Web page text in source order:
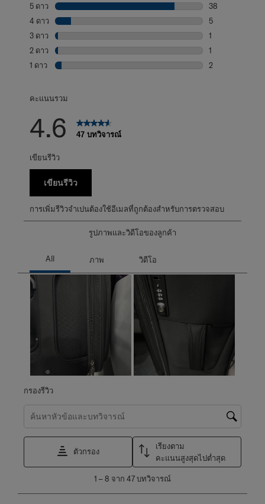
5 ดาว ดาว
38
บทวิจารณ์38 บท
4 ดาว ดาว
5
บทวิจารณ์5 บท
3 ดาว ดาว
1
บทวิจารณ์1 บทที่
2 ดาว ดาว
1
บทวิจารณ์1 บทที่
1 ดาว ดาว
2
คะแนนรวม
4.6 47 บทวิจารณ์
เขียนรีวิว
เขียนรีวิว
การเพิ่มรีวิวจำเปนต้องใช้อีเมลที่ถูกต้องสำหรับการตรวจสอบ
รูปภาพและวิดีโอของลูกค้า
กรองรีวิว
ค้นหาหัวข้อและตรวจสอบภูมิภาคการค้นหา
ตัวกรอง
เรียงตาม
คะแนนสูงสุดไปต่ำสุด
8
1 –8 จาก 47บทวิจารณ์